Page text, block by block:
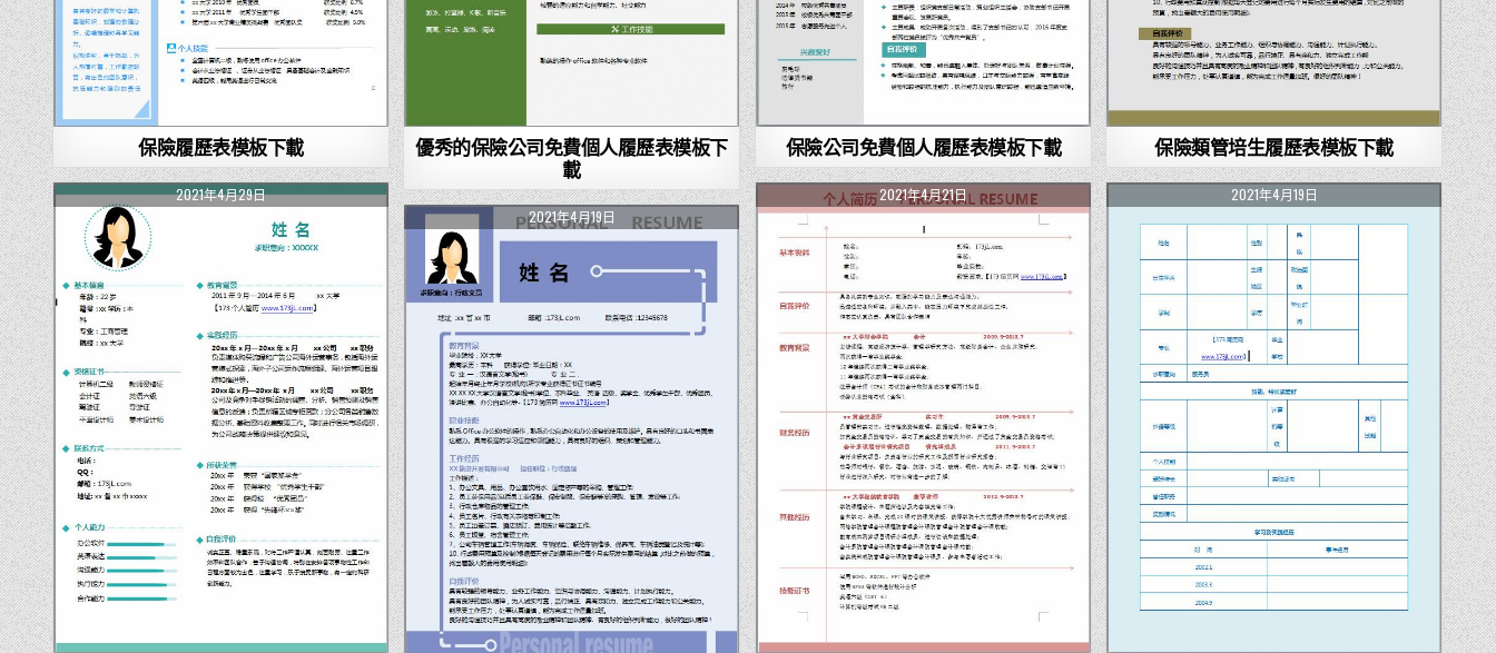
保險履歷表模板下載
優秀的保險公司免費個人履歷表模板下
載
保險公司免費個人履歷表模板下載 保險類管培生履歷表模板下載
2021年4月29日 2021年4月21日 2021年4月19日
2021年4月19日